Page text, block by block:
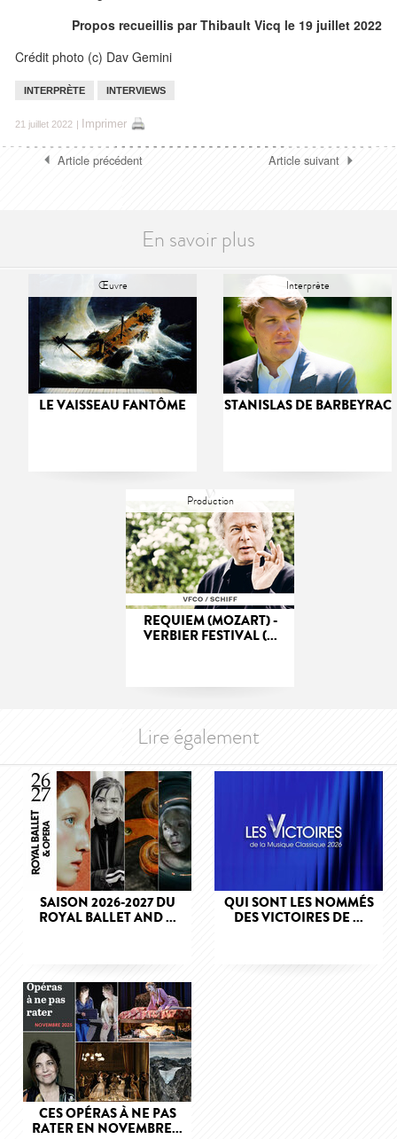
Propos recueillis parThibault Vicq le 19 juillet 2022
Crédit photo (c) Dav Gemini
INTERPRÈTE INTERVIEWS
21 juillet 2022 | Imprimer
Article précédent Article suivant
En savoir plus
Œuvre
LE VAISSEAU FANTÔME
Interprète
STANISLAS DE BARBEYRAC
Production
REQUIEM (MOZART) -
VERBIER FESTIVAL (...
Lire également
SAISON 2026-2027 DU
ROYAL BALLET AND ...
QUI SONT LES NOMMÉS
DES VICTOIRES DE ...
CES OPÉRAS À NE PAS
RATER EN NOVEMBRE...